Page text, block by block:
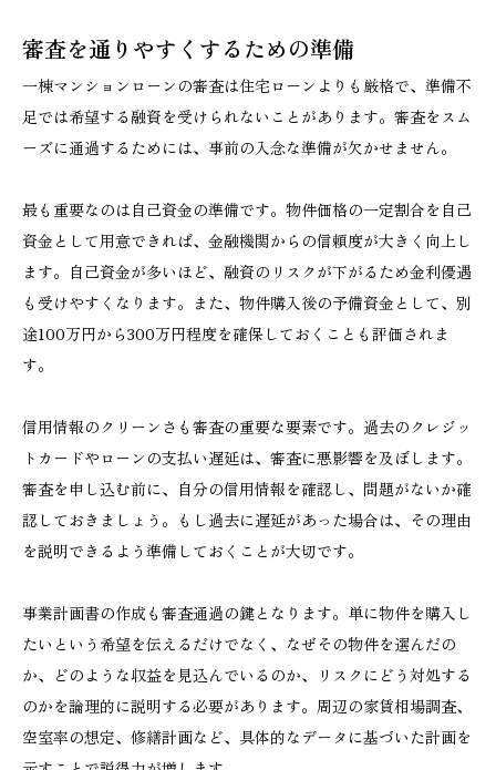
審査を通りやすくするための準備
一棟マンションローンの審査は住宅ローンよりも厳格で、準備不
足では希望する融資を受けられないことがあります。審査をスム
ーズに通過するためには、事前の入念な準備が欠かせません。
最も重要なのは自己資金の準備です。物件価格の一定割合を自己
資金として用意できれば、金融機関からの信頼度が大きく向上し
ます。自己資金が多いほど、融資のリスクが下がるため金利優遇
も受けやすくなります。また、物件購入後の予備資金として、別
途100万円から300万円程度を確保しておくことも評価されま
す。
信用情報のクリーンさも審査の重要な要素です。過去のクレジッ
トカードやローンの支払い遅延は、審査に悪影響を及ぼします。
審査を申し込む前に、自分の信用情報を確認し、問題がないか確
認しておきましょう。もし過去に遅延があった場合は、その理由
を説明できるよう準備しておくことが大切です。
事業計画書の作成も審査通過の鍵となります。単に物件を購入し
たいという希望を伝えるだけでなく、なぜその物件を選んだの
か、どのような収益を見込んでいるのか、リスクにどう対処する
のかを論理的に説明する必要があります。周辺の家賃相場調査、
空室率の想定、修繕計画など、具体的なデータに基づいた計画を